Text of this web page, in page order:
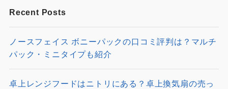
Recent Posts
ノースフェイス ボニーパックの口コミ評判は？マルチ
パック・ミニタイプも紹介
卓上レンジフードはニトリにある？卓上換気扇の売っ